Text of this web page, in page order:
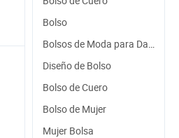
Bolso
Bolsos de Moda para Damas
Diseño de Bolso
Bolso de Cuero
Bolso de Mujer
Mujer Bolsa